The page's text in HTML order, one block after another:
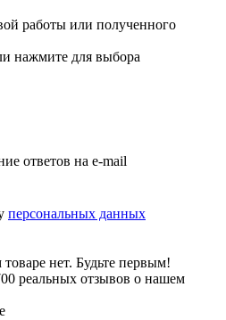
работы или полученного
нажмите для выбора
ответов на e-mail
персональных данных
нет. Будьте первым!
реальных отзывов о нашем